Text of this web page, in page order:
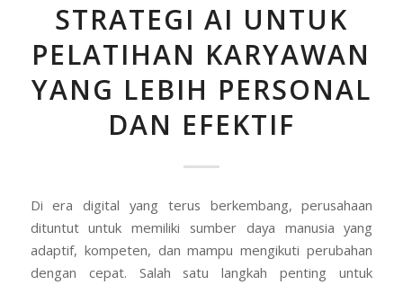
STRATEGI AI UNTUK
PELATIHAN KARYAWAN
YANG LEBIH PERSONAL
DAN EFEKTIF
Di era digital yang terus berkembang, perusahaan
dituntut untuk memiliki sumber daya manusia yang
adaptif, kompeten, dan mampu mengikuti perubahan
dengan cepat. Salah satu langkah penting untuk